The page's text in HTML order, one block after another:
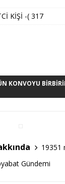
KİŞİ -( 317
KONVOYU
19351
Gündemi